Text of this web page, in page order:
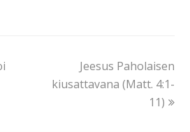
Jeesus Paholaisen
kiusattavana (Matt. 4:1-
11)